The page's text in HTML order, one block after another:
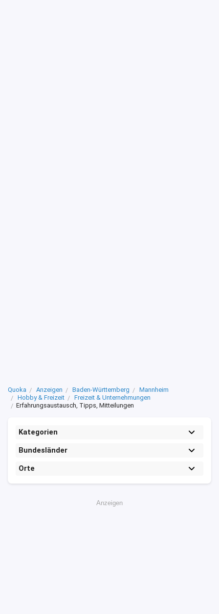
Quoka Anzeigen Baden-Württemberg
Mannheim
Hobby & Freizeit
Freizeit & Unternehmungen
Erfahrungsaustausch, Tipps, Mitteilungen
Kategorien
Bundesländer
Orte
Anzeigen